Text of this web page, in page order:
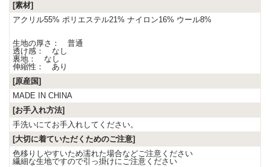
[素材]
アクリル55% ポリエステル21% ナイロン16% ウール8%
生地の厚さ： 普通
透け感： なし
裏地： なし
伸縮性： あり
[原産国]
MADE IN CHINA
[お手入れ方法]
手洗いにてお手入れしてください。
[大切に着ていただくためのご注意]
色移りしやすいため濡れた場合などご注意ください
繊細な生地ですので引っ掛けにご注意ください